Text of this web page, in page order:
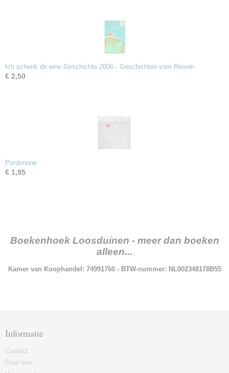
Ich schenk dir eine Geschichte 2006 - Geschichten vom Reisen
€ 2,50
Pordenone
€ 1,95
Boekenhoek Loosduinen - meer dan boeken
alleen...
Kamer van Koophandel: 74991760 - BTW-nummer: NL002348178B55
Informatie
Contact
Over ons